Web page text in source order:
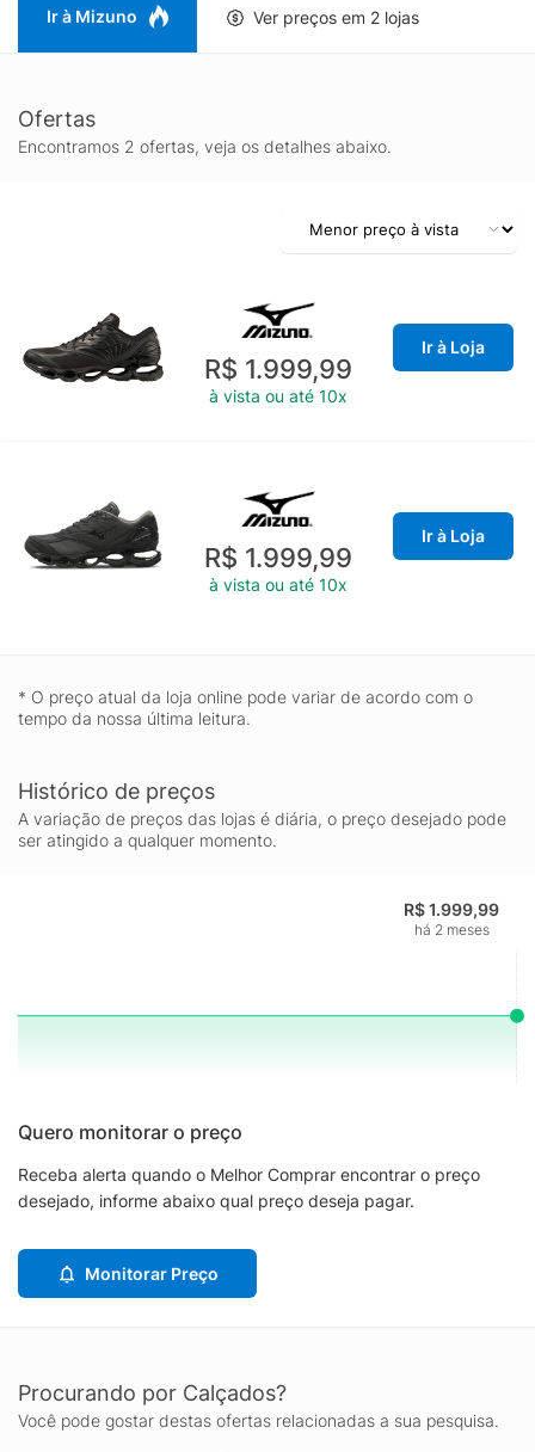
para rotina corrida, deslocamentos e ocasiões em que você
Ir à Mizuno Ver preços em 2 lojas
Ofertas
Encontramos 2 ofertas, veja os detalhes abaixo.
R$ 1.999,99
à vista ou até 10x
Ir à Loja
R$ 1.999,99
à vista ou até 10x
Ir à Loja
* O preço atual da loja online pode variar de acordo com o
tempo da nossa última leitura.
Histórico de preços
A variação de preços das lojas é diária, o preço desejado pode
ser atingido a qualquer momento.
R$ 1.999,99
há 2 meses
Quero monitorar o preço
Receba alerta quando o Melhor Comprar encontrar o preço
desejado, informe abaixo qual preço deseja pagar.
Monitorar Preço
Procurando por Calçados?
Você pode gostar destas ofertas relacionadas a sua pesquisa.